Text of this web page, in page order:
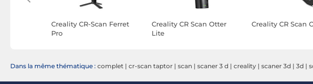
Creality CR-Scan Ferret
Pro
Creality CR Scan Otter
Lite
Creality CR Scan
Dans la même thématique : complet | cr-scan taptor | scan | scaner 3 d | creality | scaner 3d | 3d |